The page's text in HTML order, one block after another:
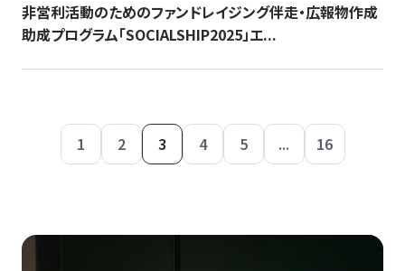
非営利活動のためのファンドレイジング伴走・広報物作成
助成プログラム「SOCIALSHIP2025」エ...
1 2 3 4 5 ... 16